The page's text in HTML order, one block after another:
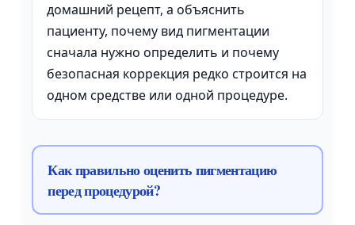
домашний рецепт, а объяснить
пациенту, почему вид пигментации
сначала нужно определить и почему
безопасная коррекция редко строится на
одном средстве или одной процедуре.
Как правильно оценить пигментацию
перед процедурой?